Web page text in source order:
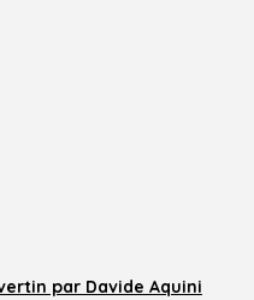
par Davide Aquini